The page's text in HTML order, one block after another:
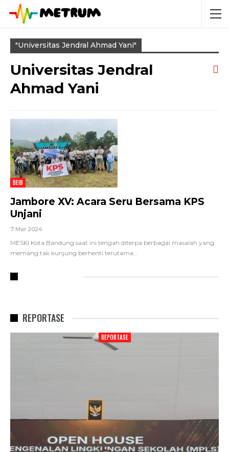
"Universitas Jendral Ahmad Yani"
Universitas Jendral
Ahmad Yani
BEIB
Jambore XV: Acara Seru Bersama KPS
Unjani
7 Mar 2024
MESKI Kota Bandung saat ini tengah diterpa berbagai masalah yang
memang tak kunjung berhenti terutama…
REPORTASE
REPORTASE